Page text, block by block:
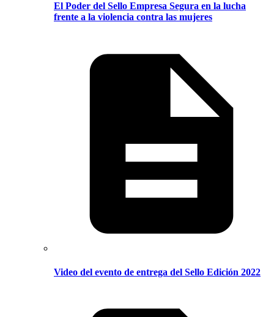
El Poder del Sello Empresa Segura en la lucha
frente a la violencia contra las mujeres
Video del evento de entrega del Sello Edición 2022